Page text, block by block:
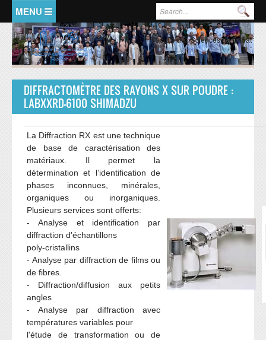
Formulaire de recherche
Faculté des Sciences de Rabat
ACCUEIL PRESENTATION
Doyen
Historique
Organisation Générale
Représentants de la Faculté
FORMATIONS
LMD:mode d'emploi
Formation licence
Formation master
Formation doctorat
Formation Continue
RECHERCHE
Ecole doctorale
Valorisation de la recherche
Structures de recherche
Domaines de recherche
Plateformes techniques
ESPACE ENSEIGNANTS
Livres et publications
COOPERATION
DIFFRACTOMÈTRE DES RAYONS X SUR POUDRE :
LABXXRD-6100 SHIMADZU
La Diffraction RX est une technique
de base de caractérisation des
matériaux. Il permet la
détermination et l’identification de
phases inconnues, minérales,
organiques ou inorganiques.
Plusieurs services sont offerts:
- Analyse et identification par
diffraction d'échantillons
poly-cristallins
- Analyse par diffraction de films ou
de fibres.
- Diffraction/diffusion aux petits
angles
- Analyse par diffraction avec
températures variables pour
l'étude de transformation ou de